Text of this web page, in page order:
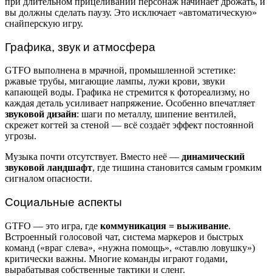
вы должны сделать паузу. Это исключает «автоматическую»
снайперскую игру.
Графика, звук и атмосфера
GTFO выполнена в мрачной, промышленной эстетике:
ржавые трубы, мигающие лампы, лужи крови, звуки
капающей воды. Графика не стремится к фотореализму, но
каждая деталь усиливает напряжение. Особенно впечатляет
звуковой дизайн: шаги по металлу, шипение вентилей,
скрежет когтей за стеной — всё создаёт эффект постоянной
угрозы.
Музыка почти отсутствует. Вместо неё — динамический
звуковой ландшафт, где тишина становится самым громким
сигналом опасности.
Социальные аспекты
GTFO — это игра, где коммуникация = выживание.
Встроенный голосовой чат, система маркеров и быстрых
команд («враг слева», «нужна помощь», «ставлю ловушку»)
критически важны. Многие команды играют годами,
вырабатывая собственные тактики и сленг.